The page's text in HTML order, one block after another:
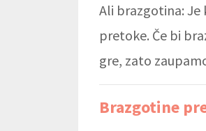
Ali brazgotina: Je
pretoke. Če bi
gre, zato
Brazgotine